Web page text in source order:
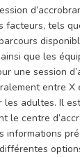
facteurs, tels
que les
une session
entre X
adultes. Il
le centre
informations